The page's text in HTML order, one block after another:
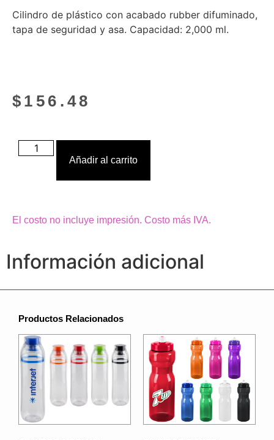
Cilindro de plástico con acabado rubber difuminado,
tapa de seguridad y asa. Capacidad: 2,000 ml.
$ 156.48
Añadir al carrito
El costo no incluye impresión. Costo más IVA.
Información adicional
Productos Relacionados